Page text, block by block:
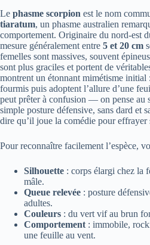
Le phasme scorpion est le nom
tiaratum, un phasme australien
comportement. Originaire du nord-est
mesure généralement entre 5 et 20 cm
femelles sont massives, souvent
sont plus graciles et portent de
montrent un étonnant mimétisme initial
fourmis puis adoptent l’allure d’une
peut prêter à confusion — on pense au
simple posture défensive, sans dard et
dire qu’il joue la comédie pour effrayer
Pour reconnaître facilement l’espèce,
Silhouette : corps élargi chez la
mâle.
Queue relevée : posture
adultes.
Couleurs : du vert vif au brun
Comportement : immobile,
une feuille au vent.